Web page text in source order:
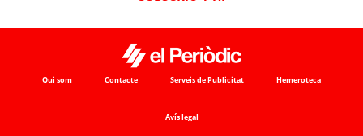
Qui som Contacte Serveis de Publicitat Hemeroteca
Avís legal